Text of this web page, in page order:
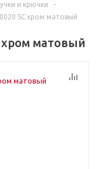
и крючки
-
SC хром матовый
хром матовый